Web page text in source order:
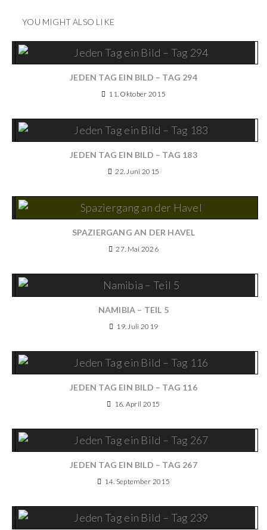
YOU MIGHT ALSO LIKE
JEDEN TAG EIN BILD – TAG 294
11. Oktober 2015
JEDEN TAG EIN BILD – TAG 183
22. Juni 2015
SPAZIERGANG AN DER HAVEL
27. Mai 2026
NAMIBIA – TEIL 5
19. Juli 2019
JEDEN TAG EIN BILD – TAG 116
16. April 2015
JEDEN TAG EIN BILD – TAG 267
14. September 2015